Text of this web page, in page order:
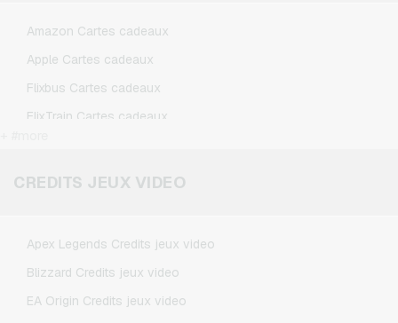
Amazon Cartes cadeaux
Apple Cartes cadeaux
Flixbus Cartes cadeaux
FlixTrain Cartes cadeaux
Kennzeichengenerator Cartes cadeaux
CREDITS JEUX VIDEO
Apex Legends Credits jeux video
Blizzard Credits jeux video
EA Origin Credits jeux video